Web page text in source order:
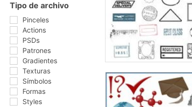
Tipo de archivo
Pinceles
Actions
PSDs
Patrones
Gradientes
Texturas
Símbolos
Formas
Styles